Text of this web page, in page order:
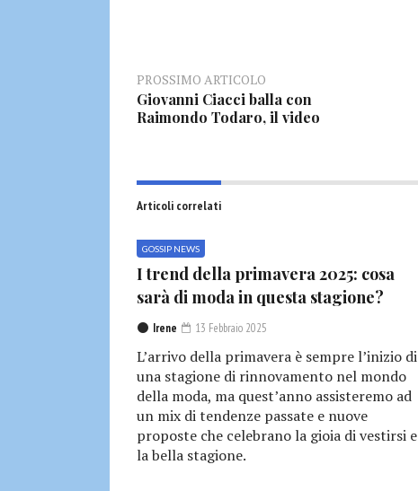
PROSSIMO ARTICOLO
Giovanni Ciacci balla con
Raimondo Todaro, il video
Articoli correlati
GOSSIP NEWS
I trend della primavera 2025: cosa
sarà di moda in questa stagione?
Irene 13 Febbraio 2025
L’arrivo della primavera è sempre l’inizio di
una stagione di rinnovamento nel mondo
della moda, ma quest’anno assisteremo ad
un mix di tendenze passate e nuove
proposte che celebrano la gioia di vestirsi e
la bella stagione.